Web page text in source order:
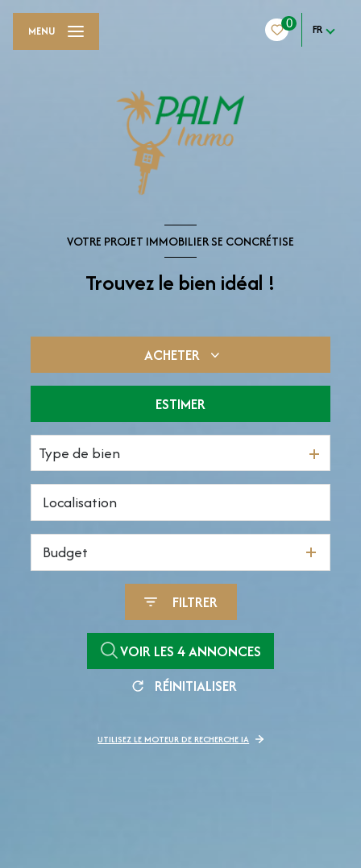
0 FR
MENU
VOTRE PROJET IMMOBILIER SE CONCRÉTISE
Trouvez le bien idéal !
ACHETER
De l'immo pro
ESTIMER
Type de bien
Budget
FILTRER
VOIR LES 4ANNONCES
RÉINITIALISER
UTILISEZ LE MOTEUR DE RECHERCHE IA